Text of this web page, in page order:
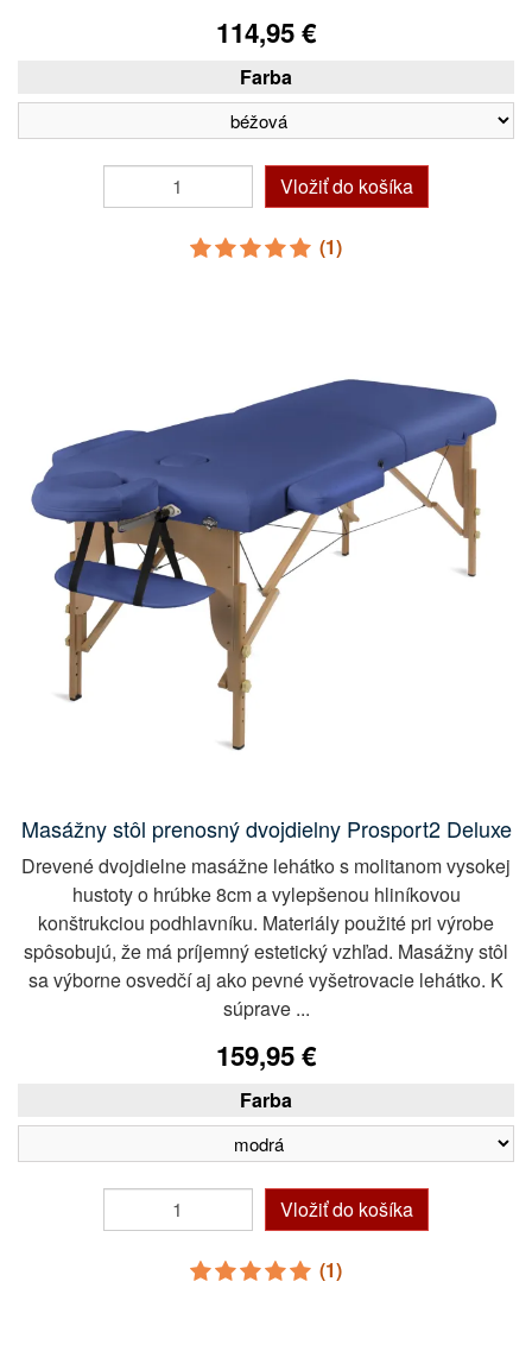
114,95 €
Farba
Vložiť do košíka
(1)
Masážny stôl prenosný dvojdielny Prosport2 Deluxe
Drevené dvojdielne masážne lehátko s molitanom vysokej
hustoty o hrúbke 8cm a vylepšenou hliníkovou
konštrukciou podhlavníku. Materiály použité pri výrobe
spôsobujú, že má príjemný estetický vzhľad. Masážny stôl
sa výborne osvedčí aj ako pevné vyšetrovacie lehátko. K
súprave ...
159,95 €
Farba
Vložiť do košíka
(1)